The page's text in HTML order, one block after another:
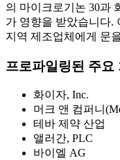
의 마이크로기논 30과
가 영향을 받았습니다.
지역 제조업체에게 문
프로파일링된 주요
화이자, Inc.
머크 앤 컴퍼니
테바 제약 산업
앨러간, PLC
바이엘 AG